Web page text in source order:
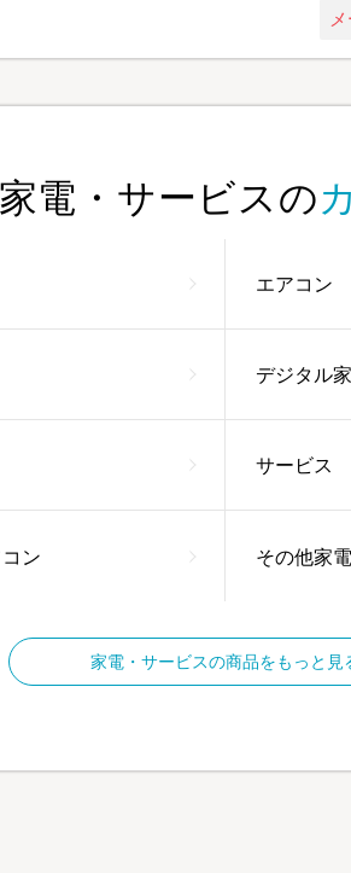
家電・サービスの
エアコン
デジタル
サービス
ン その他家
家電・サービスの商品をもっと見